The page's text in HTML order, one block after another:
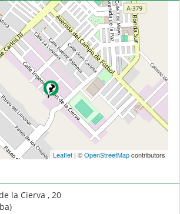
Leaflet| ©OpenStreetMapcontributors
la Cierva , 20
)